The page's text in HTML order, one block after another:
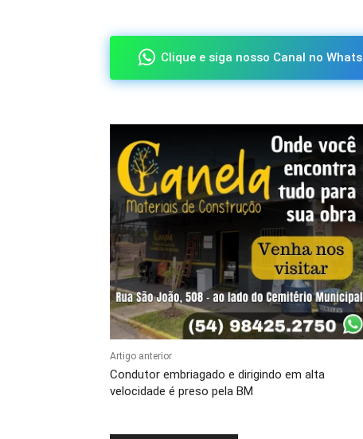
Clique e siga nosso Canal no Whats
Artigo anterior
Condutor embriagado e dirigindo em alta
velocidade é preso pela BM